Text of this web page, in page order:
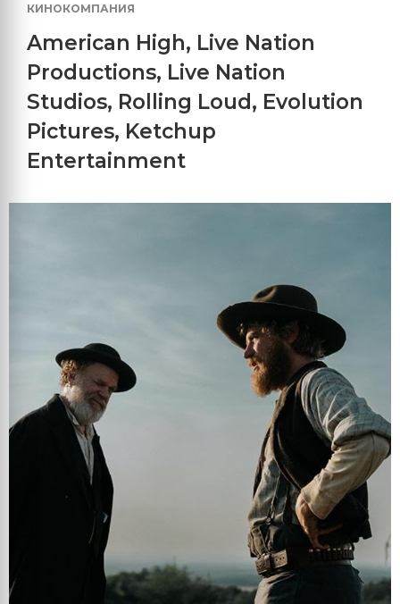
КИНОКОМПАНИЯ
American High, Live Nation
Productions, Live Nation
Studios, Rolling Loud , Evolution
Pictures, Ketchup
Entertainment